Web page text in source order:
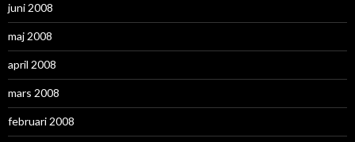
juni 2008
maj 2008
april 2008
mars 2008
februari 2008